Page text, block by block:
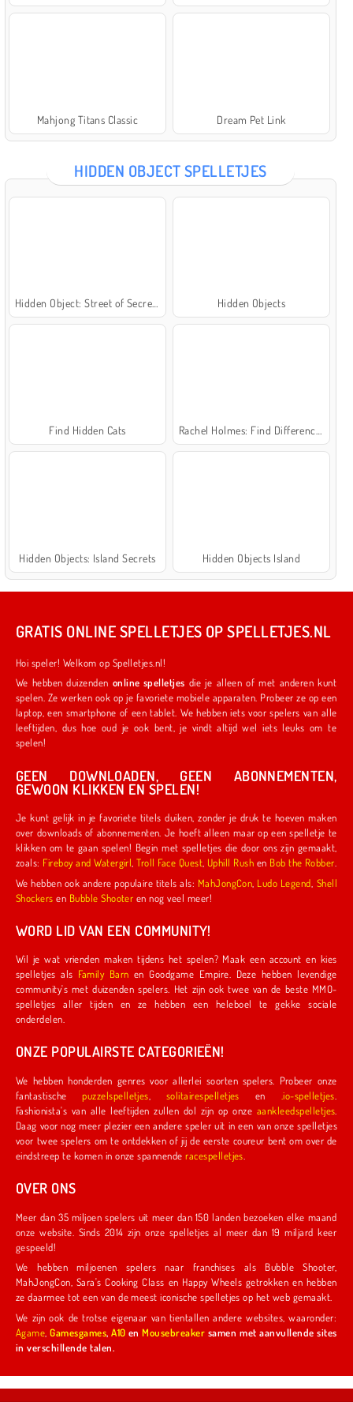
Mahjong Titans Classic Dream Pet Link
HIDDEN OBJECT SPELLETJES
Hidden Objects
Find Hidden Cats
Hidden Objects: Island Secrets Hidden Objects Island
GRATIS ONLINE SPELLETJES OP SPELLETJES.NL
Hoi speler! Welkom op Spelletjes.nl!
We hebben duizenden online spelletjes die je alleen of met anderen kunt
spelen. Ze werken ook op je favoriete mobiele apparaten. Probeer ze op een
laptop, een smartphone of een tablet. We hebben iets voor spelers van alle
leeftijden, dus hoe oud je ook bent, je vindt altijd wel iets leuks om te
spelen!
GEEN DOWNLOADEN, GEEN ABONNEMENTEN,
GEWOON KLIKKEN EN SPELEN!
Je kunt gelijk in je favoriete titels duiken, zonder je druk te hoeven maken
over downloads of abonnementen. Je hoeft alleen maar op een spelletje te
klikken om te gaan spelen! Begin met spelletjes die door ons zijn gemaakt,
zoals:
Fireboy and Watergirl ,Troll Face Quest Uphill Rush en Bob the Robber
We hebben ook andere populaire titels als: MahJongCon Ludo Legend Shell
Shockers en Bubble Shooter en nog veel meer!
WORD LID VAN EEN COMMUNITY!
Wil je wat vrienden maken tijdens het spelen? Maak een account en kies
spelletjes als
Family Barn en Goodgame Empire. Deze hebben levendige
community's met duizenden spelers. Het zijn ook twee van de beste MMO-
spelletjes aller tijden en ze hebben een heleboel te gekke sociale
onderdelen.
ONZE POPULAIRSTE CATEGORIEËN!
We hebben honderden genres voor allerlei soorten spelers. Probeer onze
fantastischepuzzelspelletjes solitairespelletjes en .io-spelletjes
Fashionista's van alle leeftijden zullen dol zijn op onze aankleedspelletjes
Daag voor nog meer plezier een andere speler uit in een van onze spelletjes
voor twee spelers om te ontdekken of jij de eerste coureur bent om over de
eindstreep te komen in onze spannenderacespelletjes
OVER ONS
Meer dan 35 miljoen spelers uit meer dan 150 landen bezoeken elke maand
onze website. Sinds 2014 zijn onze spelletjes al meer dan 19 miljard keer
gespeeld!
We hebben miljoenen spelers naar franchises als Bubble Shooter,
MahJongCon, Sara's Cooking Class en Happy Wheels getrokken en hebben
ze daarmee tot een van de meest iconische spelletjes op het web gemaakt.
We zijn ook de trotse eigenaar van tientallen andere websites, waaronder:
Agame ,Gamesgames,A10 enMousebreaker samen met aanvullende sites
in verschillende talen.